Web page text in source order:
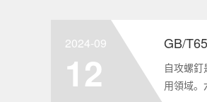
2024-09
12
GB/
自攻螺
用領域